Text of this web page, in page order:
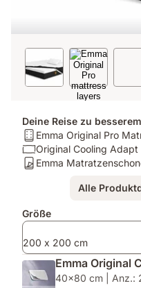
Deine Reise zu
Matratze:
Emma
Original
Emma Original Pro
Kissen:
Original
Original Cooling Adapt
Matratzenschoner:
Matratzenschoner
Emma
Alle
Zusatzprodukte
Größe
200 x 200 cm
Emma Original
40x80 cm | Anz.: